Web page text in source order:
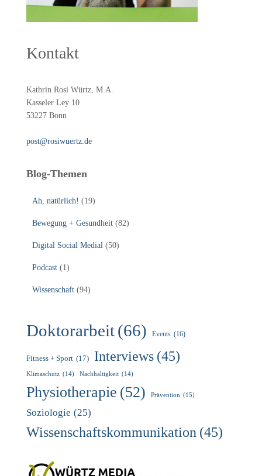
Kontakt
Kathrin Rosi Würtz, M.A.
Kasseler Ley 10
53227 Bonn
post@rosiwuertz.de
Blog-Themen
Ah, natürlich! (19)
Bewegung + Gesundheit (82)
Digital Social Medial (50)
Podcast (1)
Wissenschaft (94)
Doktorarbeit(66) Events (16)
Fitness + Sport (17) Interviews (45)
Klimaschutz (14) Nachhaltigkeit (14)
Physiotherapie (52) Prävention (15)
Soziologie (25)
Wissenschaftskommunikation (45)